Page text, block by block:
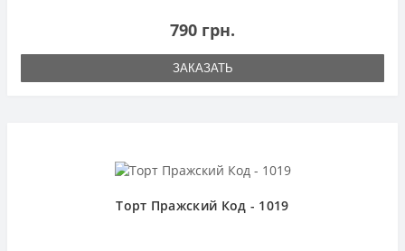
790 грн.
ЗАКАЗАТЬ
Торт Пражский Код - 1019